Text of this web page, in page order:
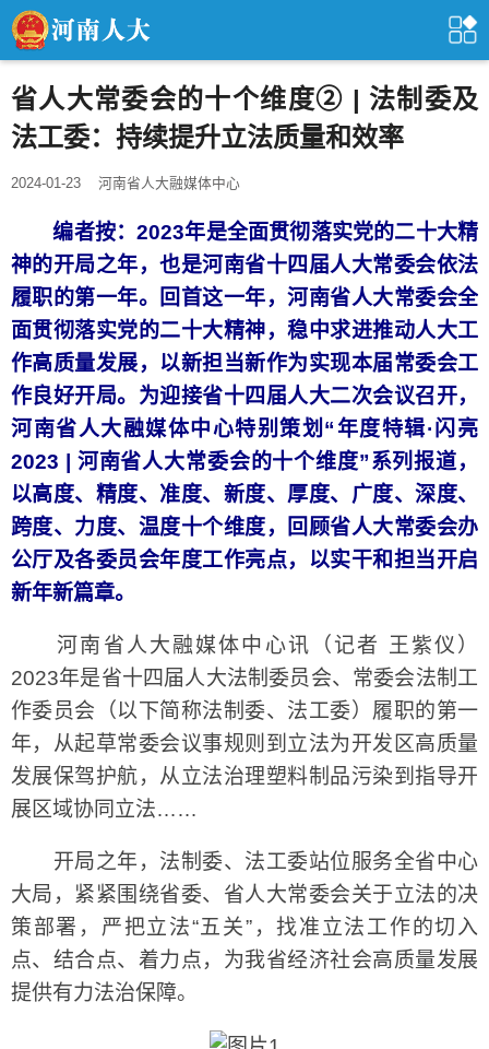
省人大常委会的十个维度② | 法制委及
法工委：持续提升立法质量和效率
2024-01-23 河南省人大融媒体中心
编者按：2023年是全面贯彻落实党的二十大精
神的开局之年，也是河南省十四届人大常委会依法
履职的第一年。回首这一年，河南省人大常委会全
面贯彻落实党的二十大精神，稳中求进推动人大工
作高质量发展，以新担当新作为实现本届常委会工
作良好开局。为迎接省十四届人大二次会议召开，
河南省人大融媒体中心特别策划“年度特辑·闪亮
2023 | 河南省人大常委会的十个维度”系列报道，
以高度、精度、准度、新度、厚度、广度、深度、
跨度、力度、温度十个维度，回顾省人大常委会办
公厅及各委员会年度工作亮点，以实干和担当开启
新年新篇章。
河南省人大融媒体中心讯（记者 王紫仪）
2023年是省十四届人大法制委员会、常委会法制工
作委员会（以下简称法制委、法工委）履职的第一
年，从起草常委会议事规则到立法为开发区高质量
发展保驾护航，从立法治理塑料制品污染到指导开
展区域协同立法……
开局之年，法制委、法工委站位服务全省中心
大局，紧紧围绕省委、省人大常委会关于立法的决
策部署，严把立法“五关”，找准立法工作的切入
点、结合点、着力点，为我省经济社会高质量发展
提供有力法治保障。